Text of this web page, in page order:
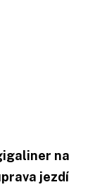
na
jezdí